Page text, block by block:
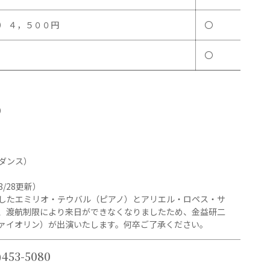
４，５００円 〇
〇
ス）
更新）
たエミリオ・テウバル（ピアノ）とアリエル・ロペス・サ
渡航制限により来日ができなくなりましたため、金益研二
オリン）が出演いたします。何卒ご了承ください。
5080